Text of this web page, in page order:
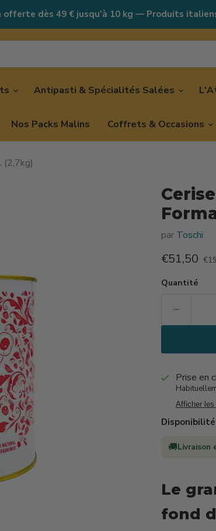
offerte dès 49 € jusqu'à 10 kg — Produits
Antipasti & Spécialités Salées
Nos Packs Malins Coffrets & Occasions
(2,7kg)
par Toschi
Prix actuel
€51,50
Quantité
Prise en
Afficher les
🚚Livraison
Le
fond